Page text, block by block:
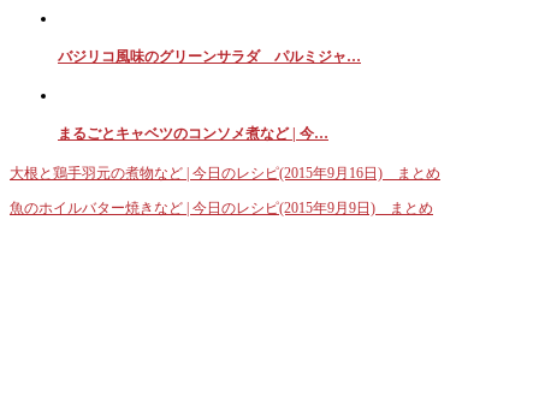
バジリコ風味のグリーンサラダ パルミジャ…
まるごとキャベツのコンソメ煮など | 今…
大根と鶏手羽元の煮物など | 今日のレシピ(2015年9月16日) まとめ
魚のホイルバター焼きなど | 今日のレシピ(2015年9月9日) まとめ